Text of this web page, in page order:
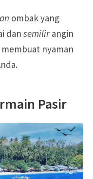
ombak yang
dan semilir angin
nyaman
Pasir